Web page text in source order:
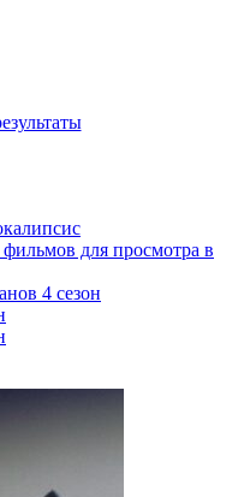
для просмотра в
4 сезон